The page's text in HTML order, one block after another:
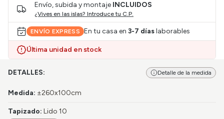
Envío, subida y montaje INCLUIDOS
¿Vives en las islas? Introduce tu C.P.
ENVÍO EXPRESS En tu casa en 3-7 díaslaborables
Última unidad en stock
DETALLES: Detalle de la medida
Medida: ±260x100cm
Tapizado: Lido 10